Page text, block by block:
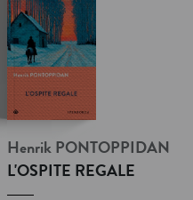
Henrik PONTOPPIDAN
L'OSPITE REGALE